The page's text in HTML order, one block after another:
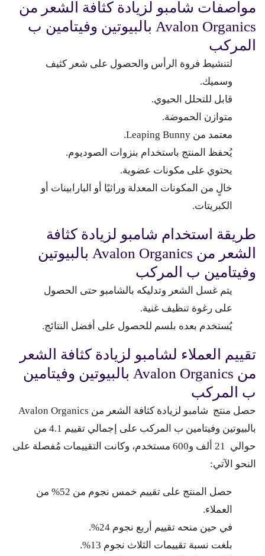
مواصفات شامبو لزيادة كثافة الشعر من
Avalon Organics بالبيوتين وفيتامين ب
المركب
لتنشيط فروة الرأس والحصول على شعر كثيف
وسميك.
قابل للتحلل الحيوي.
متوازن الحموضة.
معتمد من Leaping Bunny.
يُحفظ المنتج باستخدام بنزوات الصوديوم.
يحتوي على مكونات عضوية.
خالٍ من المكونات المعدلة وراثيًا أو البارابينات أو
الكبريتات.
طريقة استخدام شامبو لزيادة كثافة
الشعر من Avalon Organics بالبيوتين
وفيتامين ب المركب
يتم غسل الشعر وتدليكه بالشامبو حتى الحصول
على رغوة تنظيف غنية.
يُستخدم بعده بلسم للحصول على أفضل النتائج.
تقييم العملاء لشامبو لزيادة كثافة الشعر
من Avalon Organics بالبيوتين وفيتامين
ب المركب
حصل منتج شامبو لزيادة كثافة الشعر من Avalon Organics
بالبيوتين وفيتامين ب المركب على إجمالي تقييم 4.1 من
حوالي 21 ألف و600 مستخدم، وكانت التقييمات مُفصلة على
النحو الآتي:
حصل المنتج على تقييم خمس نجوم من 52% من
العملاء.
في حين منحه تقييم أربع نجوم 24%.
بلغت نسبة تقييمات الثلاث نجوم 13%.